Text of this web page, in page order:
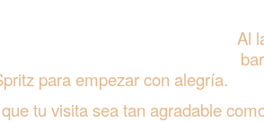
Al
para empezar con alegría.
tu visita sea tan agradable